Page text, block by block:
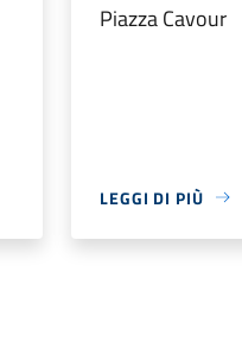
Piazza Cavour
LEGGI DI PIÙ